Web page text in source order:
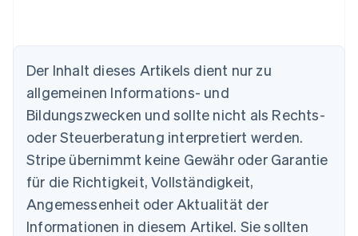
Der Inhalt dieses Artikels dient nur zu
allgemeinen Informations- und
Bildungszwecken und sollte nicht als Rechts-
oder Steuerberatung interpretiert werden.
Stripe übernimmt keine Gewähr oder Garantie
für die Richtigkeit, Vollständigkeit,
Angemessenheit oder Aktualität der
Informationen in diesem Artikel. Sie sollten
Australien
English
Belgien
Brasilien
PortuguêsEnglish
Bulgarien
English
Dänemark
English